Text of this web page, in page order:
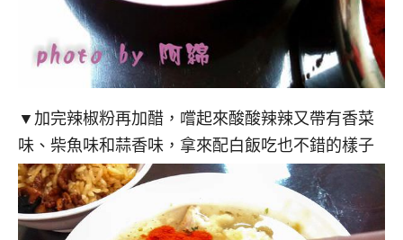
▼加完辣椒粉再加醋，嚐起來酸酸辣辣又帶有香菜
味、柴魚味和蒜香味，拿來配白飯吃也不錯的樣子